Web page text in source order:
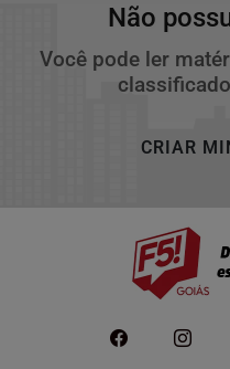
Não
Você pode ler
CRIAR